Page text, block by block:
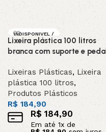
INDISPONIVEL /
SOB ENCOMEND
A
Lixeira plástica 100 litros
branca com suporte e pedal
Lixeiras Plásticas, Lixeira
plástica 100 litros,
Produtos Plásticos
R$184,90
R$ 184,90
Em até 1x de